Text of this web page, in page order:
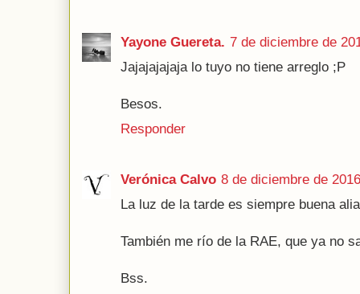
Yayone Guereta. 7 de diciembre de
Jajajajajaja lo tuyo no tiene arreglo ;P
Besos.
Responder
Verónica Calvo 8 de diciembre de
La luz de la tarde es siempre buena
También me río de la RAE, que ya no
Bss.